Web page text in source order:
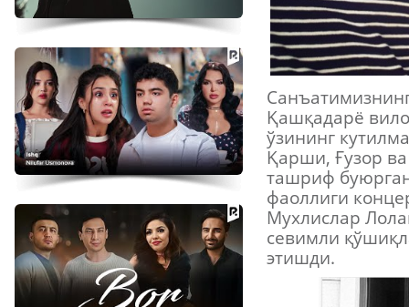
Қашқадарё
ўзининг
Қарши, Ғузор
ташриф
фаоллиги
Мухлислар
севимли
этишди.